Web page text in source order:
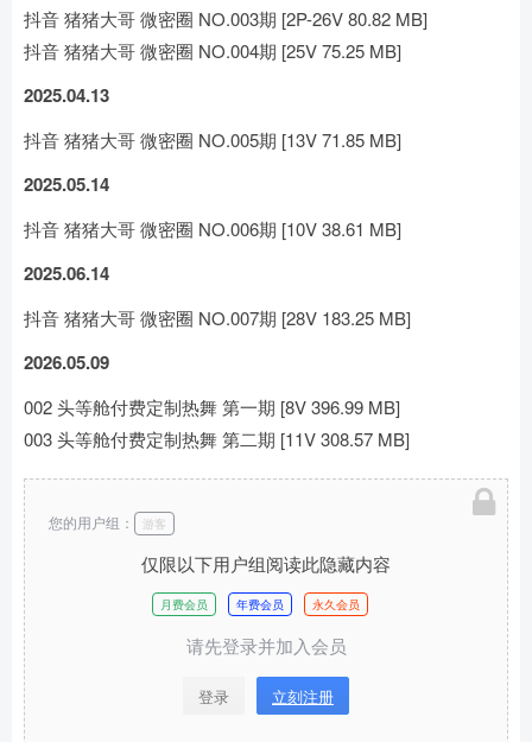
抖音 猪猪大哥 微密圈 NO.003期 [2P-26V 80.82 MB]
抖音 猪猪大哥 微密圈 NO.004期 [25V 75.25 MB]
2025.04.13
抖音 猪猪大哥 微密圈 NO.005期 [13V 71.85 MB]
2025.05.14
抖音 猪猪大哥 微密圈 NO.006期 [10V 38.61 MB]
2025.06.14
抖音 猪猪大哥 微密圈 NO.007期 [28V 183.25 MB]
2026.05.09
002 头等舱付费定制热舞 第一期 [8V 396.99 MB]
003 头等舱付费定制热舞 第二期 [11V 308.57 MB]
仅限以下用户组阅读此隐藏内容
月费会员 年费会员 永久会员
请先登录并加入会员
登录 立刻注册
您的用户组： 游客